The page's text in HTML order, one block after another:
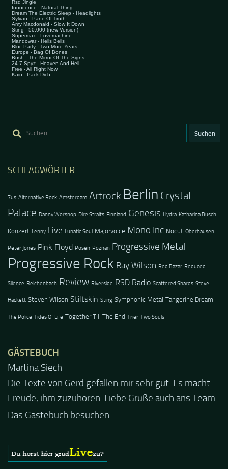
Suchen
SCHLAGWÖRTER
7us Alternative Rock Amsterdam Artrock Berlin Crystal
Palace Danny Worsnop Dire Straits Finnland Genesis Hydra Katharina Busch
Konzert Lenny Live Lunatic Soul Majorvoice Mono Inc Nocut Oberhausen
Peter Jones Pink Floyd Posen Poznan Progressive Metal
Progressive Rock Ray Wilson Red Bazar Reduced
Silence Reichenbach Review Riverside RSD Radio Scattered Shards Steve
Hackett Steven Wilson Stiltskin Sting Symphonic Metal Tangerine Dream
The Police Tides Of Life Together Till The End Trier Two Souls
GÄSTEBUCH
Jacel
Guten Abend und auch von uns nochmals besten
Dank für die tolle Mucke zur Party! Der aktuelle Live
Stream ist eine schöne Zusammenfassung - Merci...